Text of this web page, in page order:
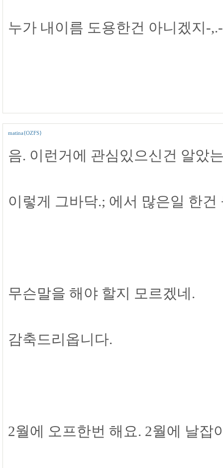
누가 내이름 도용한건 아니겠지-,.-
matina{OZFS}
음. 이런거에 관심있으신건 알았
이렇게 그바닥.; 에서 많은일 한건
무슨말을 해야 할지 모르겠네.
감축드리옵니다.
2월에 오프한번 해요. 2월에 날잡